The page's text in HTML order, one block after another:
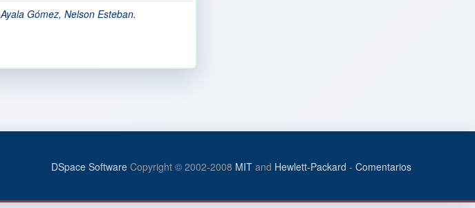
Ayala Gómez, Nelson Esteban.
DSpace Software Copyright © 2002-2008 MIT and Hewlett-Packard - Comentarios